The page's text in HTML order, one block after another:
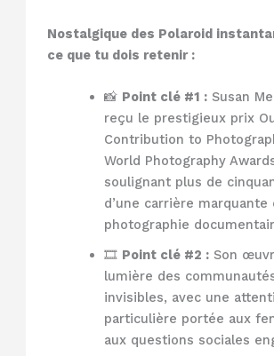
Nostalgique des Polaroid
ce que tu dois retenir :
📸 Point clé #1 :Susan
reçu le prestigieux prix
Contribution to
World Photography
soulignant plus de
d’une carrière marquante
photographie
🎞️ Point clé #2 :Son
lumière des
invisibles, avec une
particulière portée aux
aux questions sociales